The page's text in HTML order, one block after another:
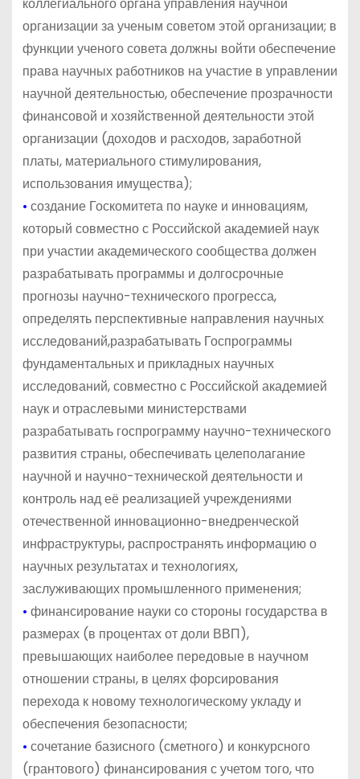
организации за ученым советом этой организации; в
функции ученого совета должны войти обеспечение
права научных работников на участие в управлении
научной деятельностью, обеспечение прозрачности
финансовой и хозяйственной деятельности этой
организации (доходов и расходов, заработной
платы, материального стимулирования,
использования имущества);
• создание Госкомитета по науке и инновациям,
который совместно с Российской академией наук
при участии академического сообщества должен
разрабатывать программы и долгосрочные
прогнозы научно-технического прогресса,
определять перспективные направления научных
исследований,разрабатывать Госпрограммы
фундаментальных и прикладных научных
исследований, совместно с Российской академией
наук и отраслевыми министерствами
разрабатывать госпрограмму научно-технического
развития страны, обеспечивать целеполагание
научной и научно-технической деятельности и
контроль над её реализацией учреждениями
отечественной инновационно-внедренческой
инфраструктуры, распространять информацию о
научных результатах и технологиях,
заслуживающих промышленного применения;
• финансирование науки со стороны государства в
размерах (в процентах от доли ВВП),
превышающих наиболее передовые в научном
отношении страны, в целях форсирования
перехода к новому технологическому укладу и
обеспечения безопасности;
• сочетание базисного (сметного) и конкурсного
(грантового) финансирования с учетом того, что